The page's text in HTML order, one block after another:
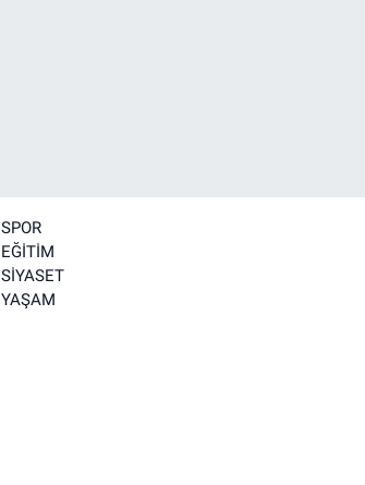
SPOR
EĞİTİM
SİYASET
YAŞAM